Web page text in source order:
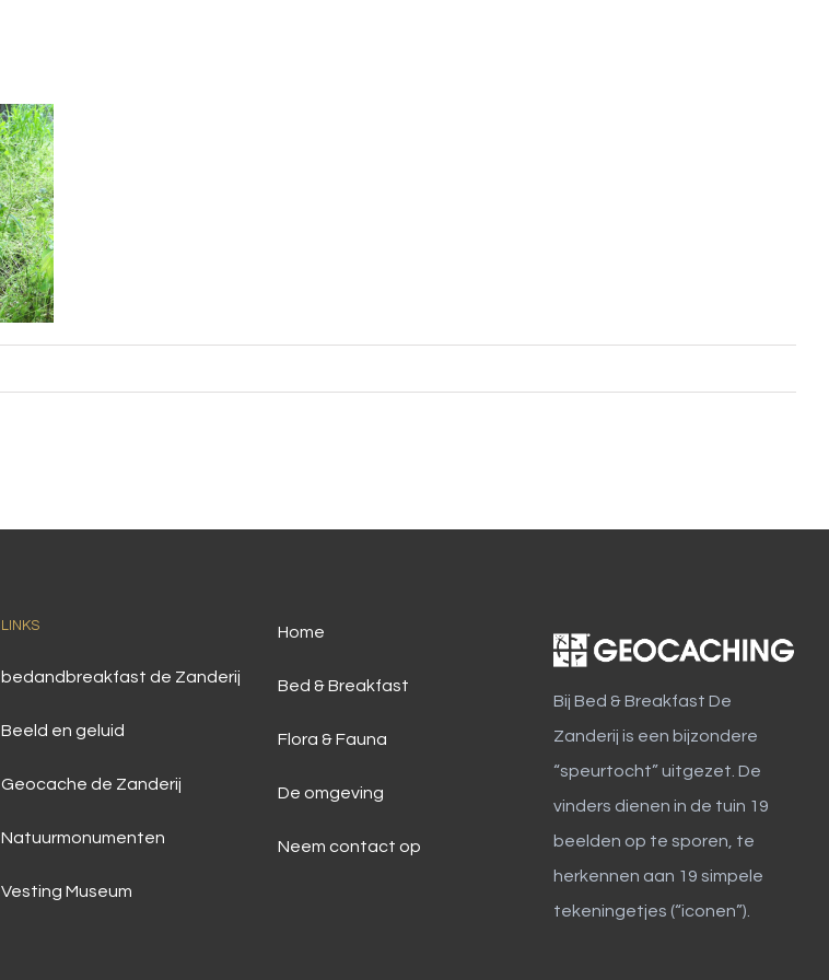
LINKS
bedandbreakfast de Zanderij
Beeld en geluid
Geocache de Zanderij
Natuurmonumenten
Vesting Museum
Home
Bed & Breakfast
Flora & Fauna
De omgeving
Neem contact op
Bij Bed & Breakfast De
Zanderij is een bijzondere
“speurtocht” uitgezet. De
vinders dienen in de tuin 19
beelden op te sporen, te
herkennen aan 19 simpele
tekeningetjes (“iconen”).